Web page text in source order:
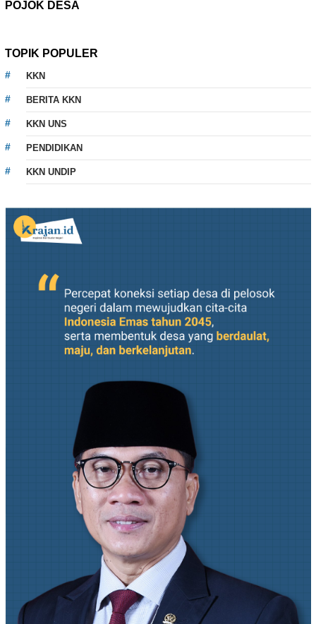
POJOK DESA
TOPIK POPULER
KKN
BERITA KKN
KKN UNS
PENDIDIKAN
KKN UNDIP